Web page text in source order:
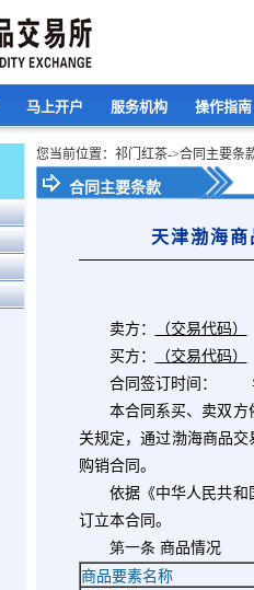
马上开户 服务机构 操作指南
您当前位置：祁门红茶->合同主要条
合同主要条款
天津渤海
卖方： （交易代码）
买方：
（交易代码）
合同签订时间
本合同系买、卖双方依
关规定，通过渤海商品
购销合同。
依据《中华人民共和国
订立本合同。
第一条 商品情况
商品要素名称